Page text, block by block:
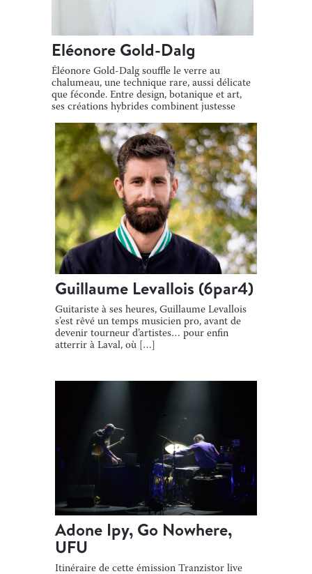
Eléonore Gold-Dalg
Éléonore Gold-Dalg souffle le verre au
chalumeau, une technique rare, aussi délicate
que féconde. Entre design, botanique et art,
ses créations hybrides combinent justesse
Guillaume Levallois (6par4)
Guitariste à ses heures, Guillaume Levallois
s’est rêvé un temps musicien pro, avant de
devenir tourneur d’artistes… pour enfin
atterrir à Laval, où […]
Adone Ipy, Go Nowhere,
UFU
Itinéraire de cette émission Tranzistor live